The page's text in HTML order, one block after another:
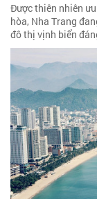
Được thiên nhiên
hòa, Nha Trang
đô thị vịnh biển